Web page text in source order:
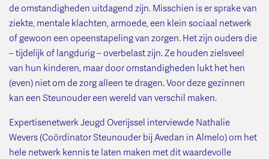
de omstandigheden uitdagend zijn. Misschien is er sprake van
ziekte, mentale klachten, armoede, een klein sociaal netwerk
of gewoon een opeenstapeling van zorgen. Het zijn ouders die
– tijdelijk of langdurig – overbelast zijn. Ze houden zielsveel
van hun kinderen, maar door omstandigheden lukt het hen
(even) niet om de zorg alleen te dragen. Voor deze gezinnen
kan een Steunouder een wereld van verschil maken.
Expertisenetwerk Jeugd Overijssel interviewde Nathalie
Wevers (Coördinator Steunouder bij Avedan in Almelo) om het
hele netwerk kennis te laten maken met dit waardevolle